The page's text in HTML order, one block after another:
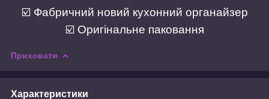
☑️ Фабричний новий кухонний органайзер
☑️ Оригінальне паковання
Приховати
Характеристики